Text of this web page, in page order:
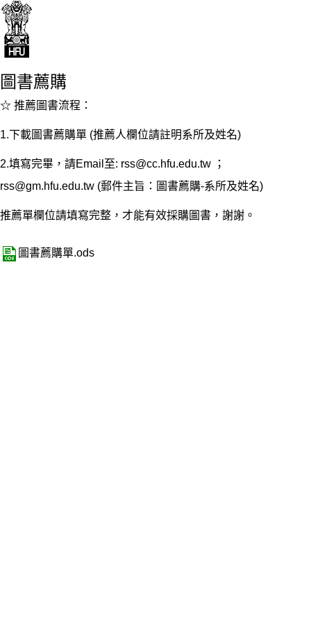
圖書薦購
☆ 推薦圖書流程：
1.下載圖書薦購單 (推薦人欄位請註明系所及姓名)
2.填寫完畢，請Email至: rss@cc.hfu.edu.tw ；
rss@gm.hfu.edu.tw (郵件主旨：圖書薦購-系所及姓名)
推薦單欄位請填寫完整，才能有效採購圖書，謝謝。
圖書薦購單.ods